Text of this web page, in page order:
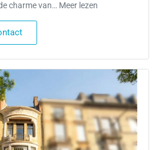
charme van… Meer lezen